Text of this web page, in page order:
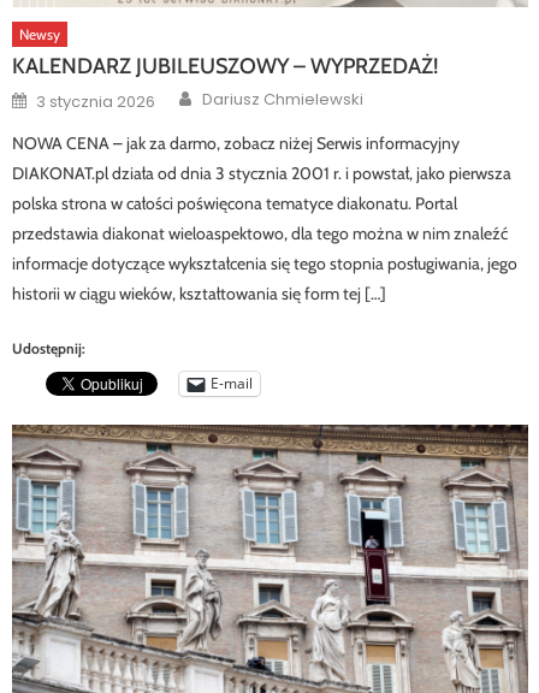
Newsy
KALENDARZ JUBILEUSZOWY – WYPRZEDAŻ!
Posted
on
3 stycznia 2026 Author
Dariusz Chmielewski
NOWA CENA – jak za darmo, zobacz niżej Serwis informacyjny
DIAKONAT.pl działa od dnia 3 stycznia 2001 r. i powstał, jako pierwsza
polska strona w całości poświęcona tematyce diakonatu. Portal
przedstawia diakonat wieloaspektowo, dla tego można w nim znaleźć
informacje dotyczące wykształcenia się tego stopnia posługiwania, jego
historii w ciągu wieków, kształtowania się form tej […]
Udostępnij:
E-mail